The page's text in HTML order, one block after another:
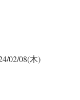
02/08(木)